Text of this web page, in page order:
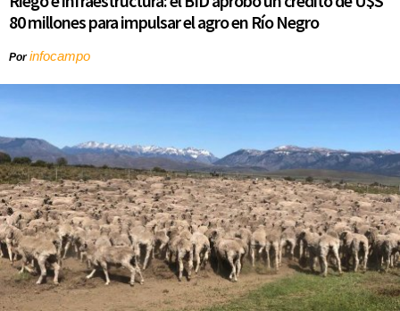
80 millones para impulsar el agro en Río Negro
Porinfocampo